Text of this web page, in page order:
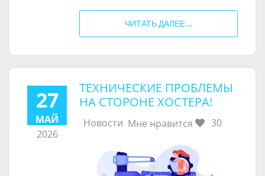
ЧИТАТЬ ДАЛЕЕ ...
27
МАЙ
2026
ТЕХНИЧЕСКИЕ ПРОБЛЕМЫ
НА СТОРОНЕ ХОСТЕРА!
Новости Мне нравится 30